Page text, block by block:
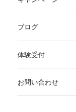
ブログ
体験受付
お問い合わせ